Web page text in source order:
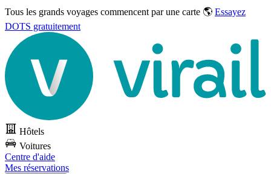
Tous les grands voyages commencent par une carte 🌎 Essayez
DOTS gratuitement
Hôtels
Voitures
Centre d'aide
Mes réservations